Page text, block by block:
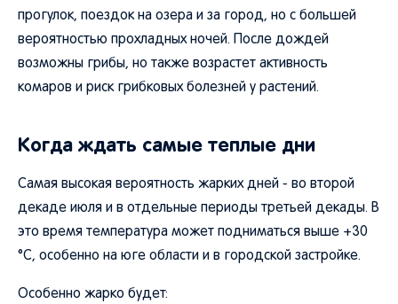
прогулок, поездок на озера и за город, но с большей
вероятностью прохладных ночей. После дождей
возможны грибы, но также возрастет активность
комаров и риск грибковых болезней у растений.
Когда ждать самые теплые дни
Самая высокая вероятность жарких дней - во второй
декаде июля и в отдельные периоды третьей декады. В
это время температура может подниматься выше +30
°C, особенно на юге области и в городской застройке.
Особенно жарко будет: